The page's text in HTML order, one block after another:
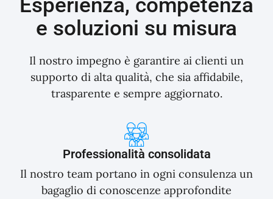
e soluzioni su misura
Il nostro impegno è garantire ai clienti un
supporto di alta qualità, che sia affidabile,
trasparente e sempre aggiornato.
Professionalità consolidata
Il nostro team portano in ogni consulenza un
bagaglio di conoscenze approfondite